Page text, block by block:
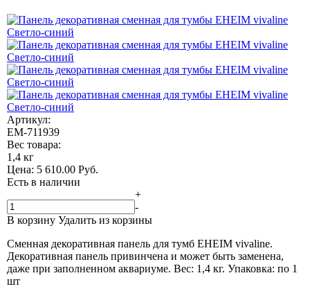
Артикул:
EM-711939
Вес товара:
1,4 кг
Цена: 5 610.00 Руб.
Есть в наличии
+
-
В корзину Удалить из корзины
Сменная декоративная панель для тумб EHEIM vivaline.
Декоративная панель привинчена и может быть заменена,
даже при заполненном аквариуме. Вес: 1,4 кг. Упаковка: по 1
шт